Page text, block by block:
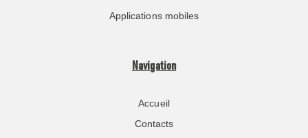
Applications mobiles
Navigation
Accueil
Contacts